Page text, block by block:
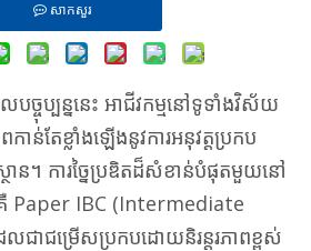
សាកសួរ
ច្ចុប្បន្ននេះ អាជីវកម្មនៅទូទាំងវិស័យ
ាន់តែខ្លាំងឡើងនូវការអនុវត្តប្រកប
ាន។ ការច្នៃប្រឌិតដ៏សំខាន់បំផុតមួយនៅ
គឺ Paper IBC (Intermediate
ជាជម្រើសប្រកបដោយនិរន្តរភាពខ្ពស់